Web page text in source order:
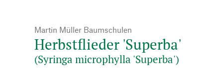
Martin Müller Baumschulen
Herbstflieder 'Superba'
(Syringa microphylla 'Superba')